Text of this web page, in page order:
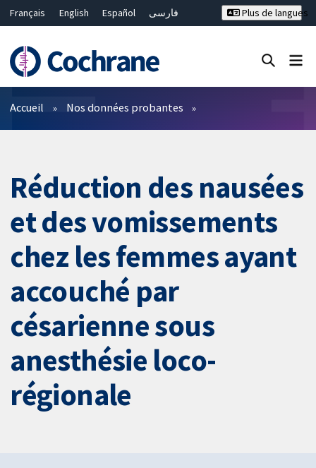
Français English Español
فارسی
Bahasa Malaysia
ไทย
繁體中文
简体中文
Plus de langues
Filtres
Accueil Nos données probantes
Réduction des nausées
et des vomissements
chez les femmes ayant
accouché par
césarienne sous
anesthésie loco-
régionale